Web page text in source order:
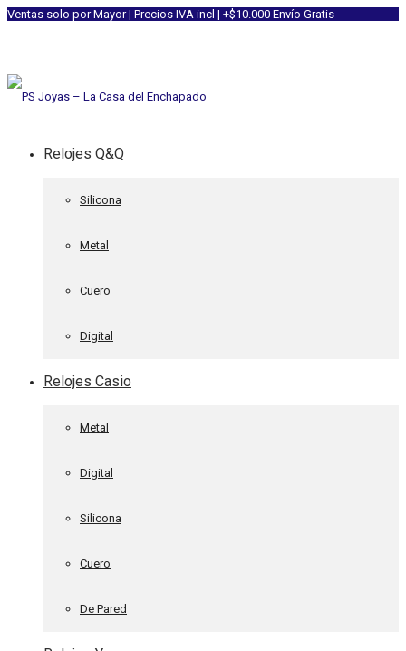
Ventas solo por Mayor | Precios IVA incl | +$10.000 Envío Gratis
Relojes Q&Q
Silicona
Metal
Cuero
Digital
Relojes Casio
Metal
Digital
Silicona
Cuero
De Pared